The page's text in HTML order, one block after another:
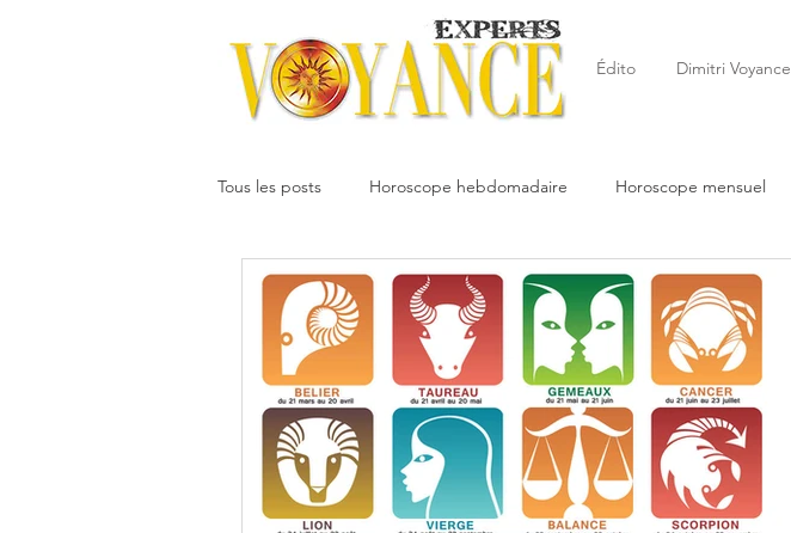
Édito Dimitri Voyance
Tous les posts Horoscope hebdomadaire Horoscope mensuel
Votre communauté Horoscope de la semaine Astrologie
Dimitri Oracledesmiroirs Cartomancie Oracles
Interprétation des rêves Juin Voyance